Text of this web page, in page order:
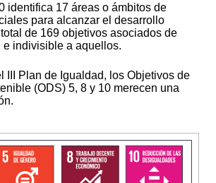
identifica 17 áreas o ámbitos de
para alcanzar el desarrollo
de 169 objetivos asociados de
e indivisible a aquellos.
III Plan de Igualdad, los Objetivos de
(ODS) 5, 8 y 10 merecen una